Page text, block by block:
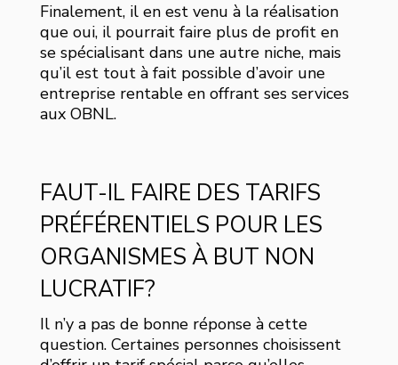
Finalement, il en est venu à la réalisation
que oui, il pourrait faire plus de profit en
se spécialisant dans une autre niche, mais
qu’il est tout à fait possible d’avoir une
entreprise rentable en offrant ses services
aux OBNL.
FAUT-IL FAIRE DES TARIFS
PRÉFÉRENTIELS POUR LES
ORGANISMES À BUT NON
LUCRATIF?
Il n’y a pas de bonne réponse à cette
question. Certaines personnes choisissent